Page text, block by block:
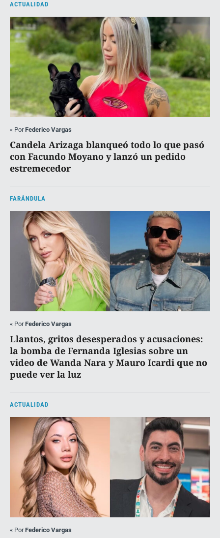
ACTUALIDAD
« PorFederico Vargas
Candela Arizaga blanqueó todo lo que pasó
con Facundo Moyano y lanzó un pedido
estremecedor
FARÁNDULA
« PorFederico Vargas
Llantos, gritos desesperados y acusaciones:
la bomba de Fernanda Iglesias sobre un
video de Wanda Nara y Mauro Icardi que no
puede ver la luz
ACTUALIDAD
« PorFederico Vargas